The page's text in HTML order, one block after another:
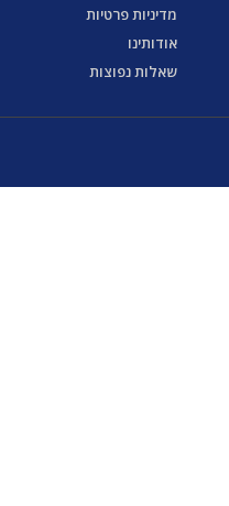
מדיניות פרטיות
אודותינו
שאלות נפוצות